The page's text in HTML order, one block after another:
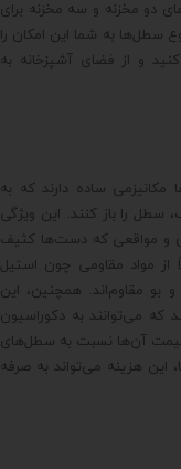
دو مخزنه و سه مخزنه برای
سطل‌ها به شما این امکان را
و از فضای آشپزخانه به
مکانیزمی ساده دارند که به
سطل را باز کنند. این ویژگی
و مواقعی که دست‌ها کثیف
از مواد مقاومی چون استیل
و بو مقاوم‌اند. همچنین، این
که می‌توانند به دکوراسیون
قیمت آن‌ها نسبت به سطل‌های
این هزینه می‌تواند به صرفه